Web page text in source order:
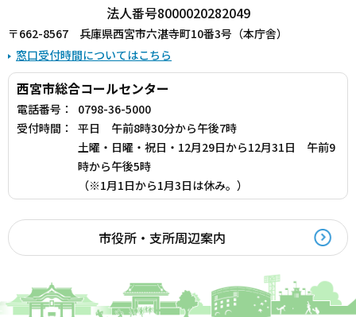
法人番号8000020282049
〒662-8567 兵庫県西宮市六湛寺町10番3号（本庁舎）
窓口受付時間についてはこちら
西宮市総合コールセンター
電話番号：
0798-36-5000
受付時間：
平日 午前8時30分から午後7時
土曜・日曜・祝日・12月29日から12月31日 午前9
時から午後5時
（※1月1日から1月3日は休み。）
市役所・支所周辺案内